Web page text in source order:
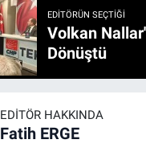
EDITÖRÜN SEÇTIĞI
Volkan
Dönüştü
EDITÖR HAKKINDA
Fatih ERGE